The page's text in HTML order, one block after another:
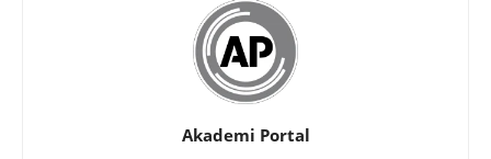
Akademi Portal